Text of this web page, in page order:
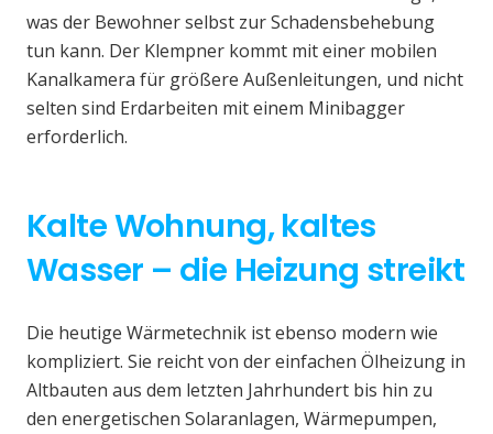
was der Bewohner selbst zur Schadensbehebung
tun kann. Der Klempner kommt mit einer mobilen
Kanalkamera für größere Außenleitungen, und nicht
selten sind Erdarbeiten mit einem Minibagger
erforderlich.
Kalte Wohnung, kaltes
Wasser – die Heizung streikt
Die heutige Wärmetechnik ist ebenso modern wie
kompliziert. Sie reicht von der einfachen Ölheizung in
Altbauten aus dem letzten Jahrhundert bis hin zu
den energetischen Solaranlagen, Wärmepumpen,